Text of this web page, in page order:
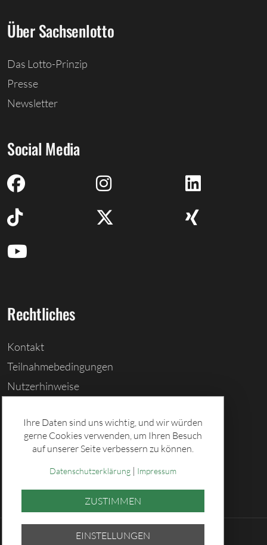
Über Sachsenlotto
Das Lotto-Prinzip
Presse
Newsletter
Social Media
Rechtliches
Kontakt
Teilnahmebedingungen
Nutzerhinweise
Cookies löschen
Datenschutz
Ihre Daten sind uns wichtig, und wir würden
gerne Cookies verwenden, um Ihren Besuch
auf unserer Seite verbessern zu können.
Datenschutzerklärung| Impressum
ZUSTIMMEN
EINSTELLUNGEN